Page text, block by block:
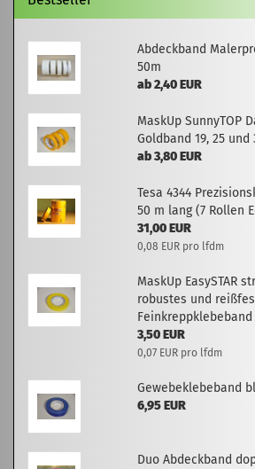
Abdeckband
50m
ab 2,40 EUR
MaskUp SunnyTOP
Goldband 19, 25 und
ab 3,80 EUR
Tesa 4344
50 m lang (7 Rollen
31,00 EUR
0,08 EUR pro lfdm
MaskUp EasySTAR
robustes und
Feinkreppklebeband
3,50 EUR
0,07 EUR pro lfdm
Gewebeklebeband
6,95 EUR
Duo Abdeckband